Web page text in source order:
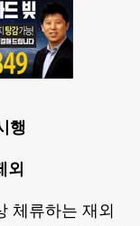
행
외
체류하는 재외